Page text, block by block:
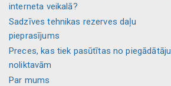
interneta veikalā?
Sadzīves tehnikas rezerves daļu
pieprasījums
Preces, kas tiek pasūtītas no piegādātāju
noliktavām
Par mums